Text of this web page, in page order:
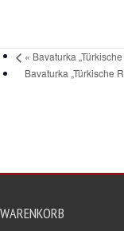
« Bavaturka
Bavaturka „Türkische
WARENKORB